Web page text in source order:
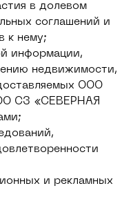
в долевом
соглашений и
к нему;
информации,
недвижимости,
ООО
СЗ «СЕВЕРНАЯ
и рекламных